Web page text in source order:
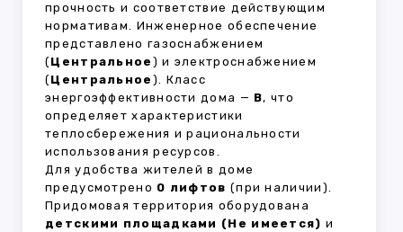
прочность и соответствие действующим
нормативам. Инженерное обеспечение
представлено газоснабжением
(Центральное ) и электроснабжением
(Центральное ). Класс
энергоэффективности дома — B, что
определяет характеристики
теплосбережения и рациональности
использования ресурсов.
Для удобства жителей в доме
предусмотрено 0 лифтов (при наличии).
Придомовая территория оборудована
детскими площадками (Не имеется) и